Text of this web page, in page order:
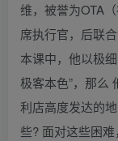
维，被誉为OTA
席执行官，后联
本课中，他以极
极客本色”，那么
利店高度发达的
些? 面对这些困